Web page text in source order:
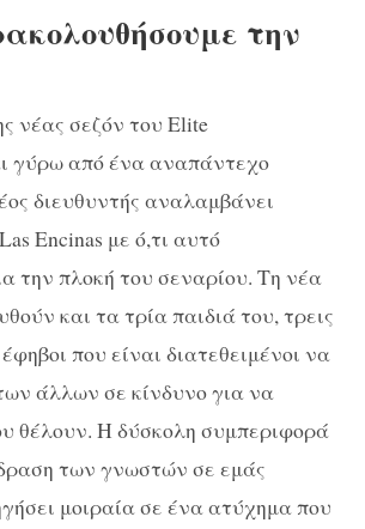
την
νέας σεζόν του Elite
γύρω από ένα αναπάντεχο
διευθυντής αναλαμβάνει
Encinas με ό,τι αυτό
την πλοκή του σεναρίου. Τη νέα
και τα τρία παιδιά του, τρεις
που είναι διατεθειμένοι να
άλλων σε κίνδυνο για να
θέλουν. Η δύσκολη συμπεριφορά
των γνωστών σε εμάς
μοιραία σε ένα ατύχημα που